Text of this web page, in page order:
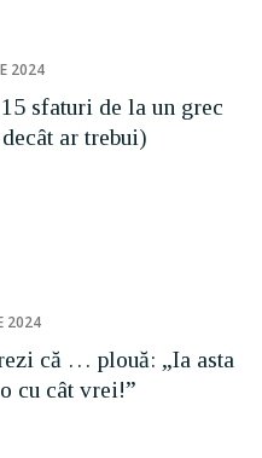
2024
sfaturi de la un grec
ar trebui)
2024
că … plouă: „Ia asta
cu cât vrei!”